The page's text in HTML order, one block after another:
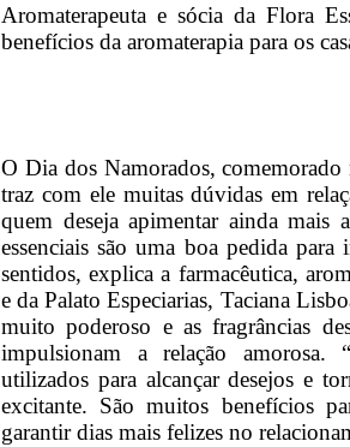
Aromaterapeuta e sócia da Flora
benefícios da aromaterapia para os
O Dia dos Namorados,
traz com ele muitas dúvidas em
quem deseja apimentar ainda
essenciais são uma boa pedida
sentidos, explica a farmacêutica,
e da Palato Especiarias, Taciana
muito poderoso e as fragrâncias
impulsionam a relação amorosa.
utilizados para alcançar desejos e
excitante. São muitos benefícios
garantir dias mais felizes no